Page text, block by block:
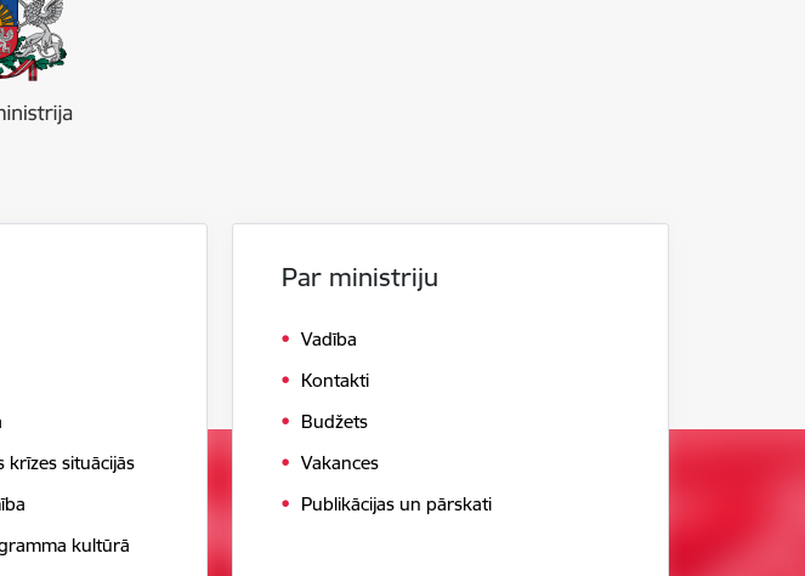
krīzes situācijās
kultūrā
Par ministriju
Vadība
Kontakti
Budžets
Vakances
Publikācijas un pārskati